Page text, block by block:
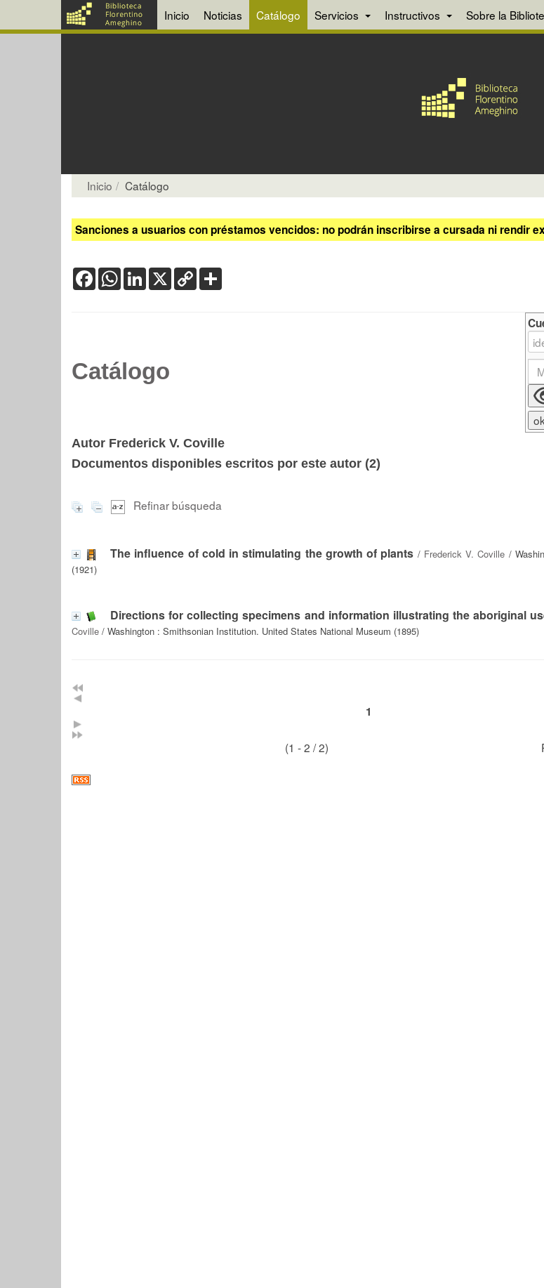
Inicio Noticias Catálogo Servicios Instructivos Sobre la
Inicio Catálogo
Sanciones a usuarios con préstamos vencidos: no podrán inscribirse a cursada ni rendir
FacebookWhatsApp
LinkedIn
X Copy
Link
Catálogo
Autor Frederick V. Coville
Documentos disponibles escritos por este autor (2)
Refinar búsqueda
The influence of cold in stimulating the growth of plants / Frederick V. Coville /
(1921)
Directions for collecting specimens and information illustrating the aboriginal
Coville / Washington : Smithsonian Institution. United States National Museum (1895)
1
(1 - 2 / 2)